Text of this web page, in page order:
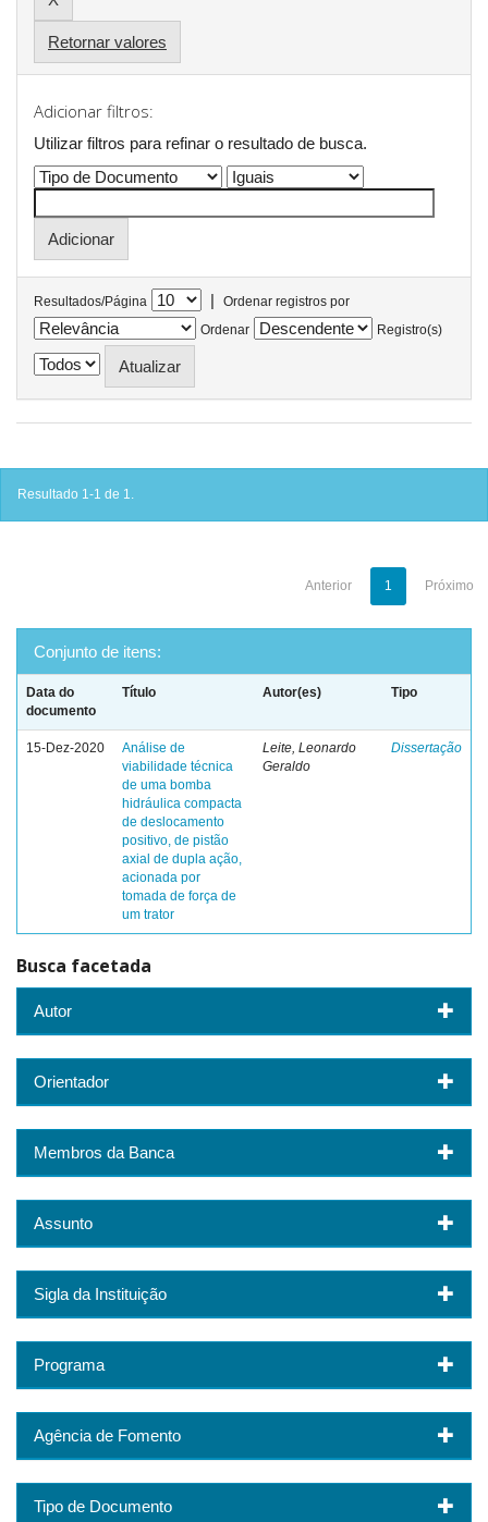
Retornar valores
Adicionar filtros:
Utilizar filtros para refinar o resultado de busca.
Resultados/Página |
Ordenar registros por
Ordenar
Registro(s)
Resultado 1-1 de 1.
Anterior 1 Próximo
Conjunto de itens:
Data do
documento
Título Autor(es) Tipo
15-Dez-2020
Análise de
viabilidade técnica
de uma bomba
hidráulica compacta
de deslocamento
positivo, de pistão
axial de dupla ação,
acionada por
tomada de força de
um trator
Leite, Leonardo
Geraldo
Dissertação
Busca facetada
Autor
Orientador
Membros da Banca
Assunto
Sigla da Instituição
Programa
Agência de Fomento
Tipo de Documento